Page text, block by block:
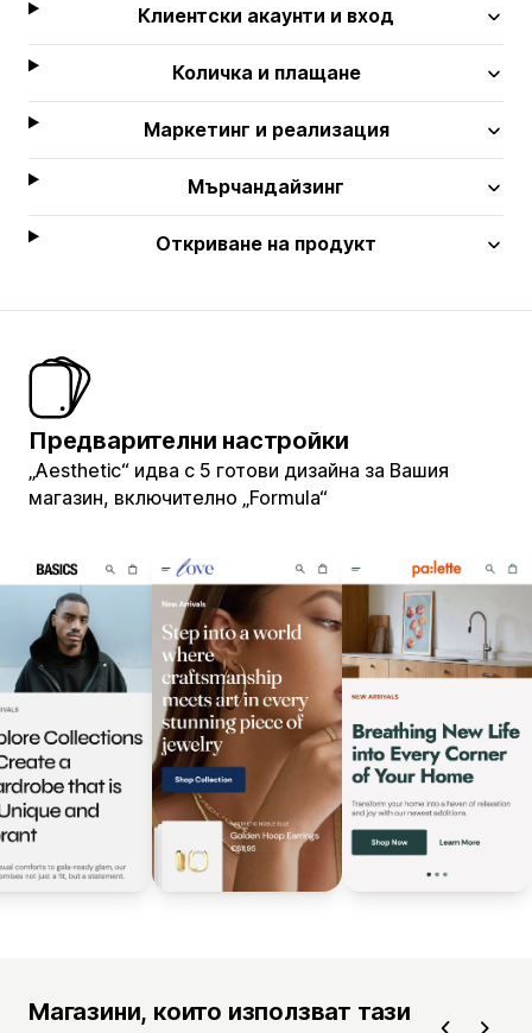
Клиентски акаунти и вход
Количка и плащане
Маркетинг и реализация
Мърчандайзинг
Откриване на продукт
Предварителни настройки
„Aesthetic“ идва с 5 готови дизайна за Вашия
магазин, включително „Formula“
Магазини, които използват тази